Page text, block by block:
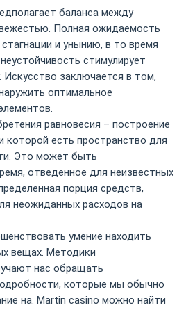
баланса между
Полная ожидаемость
и унынию, в то время
стимулирует
Искусство заключается в том,
оптимальное
равновесия – построение
которой есть пространство для
Это может быть
отведенное для неизвестных
порция средств,
неожиданных расходов на
умение находить
вещах. Методики
нас обращать
которые мы обычно
на. Martin casino можно найти